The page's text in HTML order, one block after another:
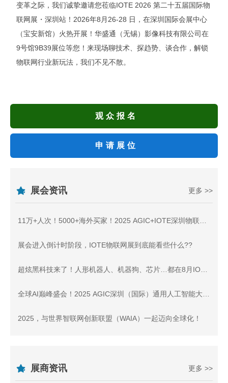
变革之际，我们诚挚邀请您莅临IOTE 2026 第二十五届国际物
联网展・深圳站！2026年8月26-28 日，在深圳国际会展中心
（宝安新馆）火热开展！华盛通（无锡）影像科技有限公司在
9号馆9B39展位等您！来现场聊技术、探趋势、谈合作，解锁
物联网行业新玩法，我们不见不散。
观众报名
申请展位
展会资讯 更多 >>
展会进入倒计时阶段，IOTE物联网展到底能看些什么??
2025，与世界智联网创新联盟（WAIA）一起迈向全球化！
展商资讯 更多 >>